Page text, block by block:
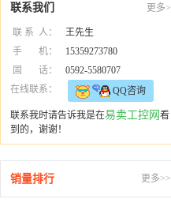
联系我们 更多>
联 系 人：
王先生
手 机：
15359273780
固 话：
0592-5580707
在线联系：
QQ咨询
联系我时请告诉我是在易卖工控网 看
到的，谢谢！
销量排行 更多>>